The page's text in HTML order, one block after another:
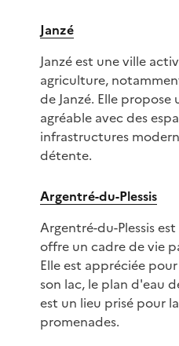
Janzé
Janzé est une ville
agriculture,
de Janzé. Elle propose
agréable avec des
infrastructures
détente.
Argentré-du-Plessis
Argentré-du-Plessis
offre un cadre de vie
Elle est appréciée
son lac, le plan d'eau
est un lieu prisé pour
promenades.